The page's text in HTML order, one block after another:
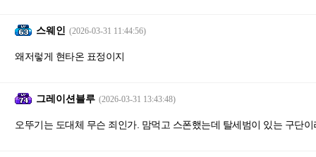
스웨인 (2026-03-31 11:44:56)
왜저렇게 현타온 표정이지
그레이션블루 (2026-03-31 13:43:48)
오뚜기는 도대체 무슨 죄인가. 맘먹고 스폰했는데 탈세범이 있는 구단이